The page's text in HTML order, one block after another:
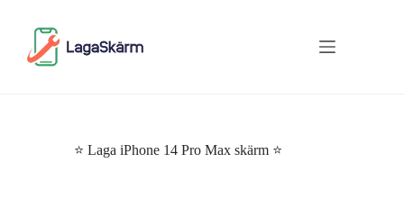
⭐ Laga iPhone 14 Pro Max skärm ⭐